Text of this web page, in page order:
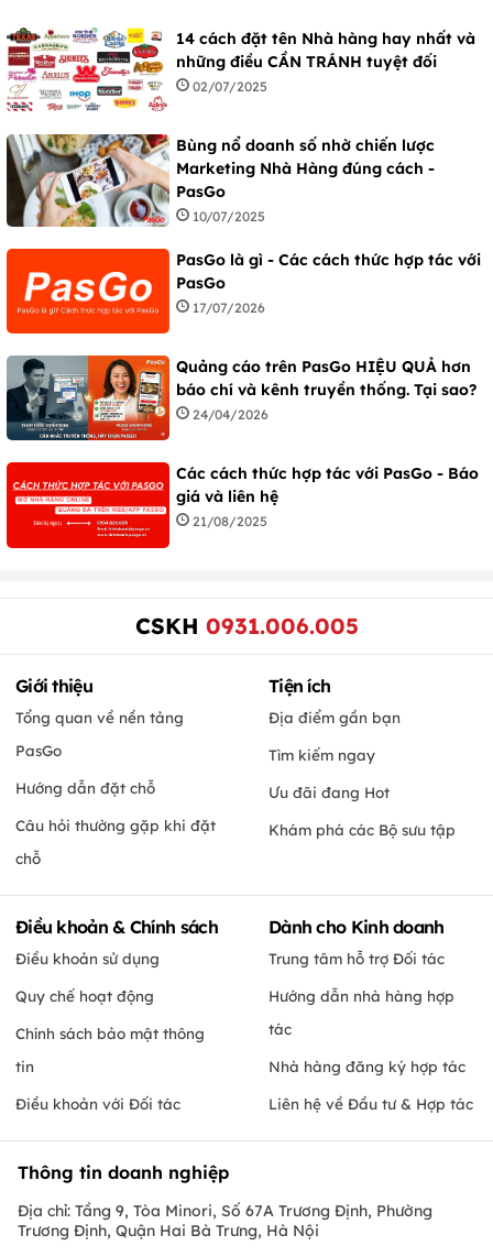
14 cách đặt tên Nhà hàng hay nhất và
những điều CẦN TRÁNH tuyệt đối
02/07/2025
Bùng nổ doanh số nhờ chiến lược
Marketing Nhà Hàng đúng cách -
PasGo
10/07/2025
PasGo là gì - Các cách thức hợp tác với
PasGo
17/07/2026
Quảng cáo trên PasGo HIỆU QUẢ hơn
báo chí và kênh truyền thống. Tại sao?
24/04/2026
Các cách thức hợp tác với PasGo - Báo
giá và liên hệ
21/08/2025
CSKH 0931.006.005
Giới thiệu
Tổng quan về nền tảng
PasGo
Hướng dẫn đặt chỗ
Câu hỏi thường gặp khi đặt
chỗ
Tiện ích
Địa điểm gần bạn
Tìm kiếm ngay
Ưu đãi đang Hot
Khám phá các Bộ sưu tập
Điều khoản & Chính sách
Điều khoản sử dụng
Quy chế hoạt động
Chính sách bảo mật thông
tin
Điều khoản với Đối tác
Dành cho Kinh doanh
Trung tâm hỗ trợ Đối tác
Hướng dẫn nhà hàng hợp
tác
Nhà hàng đăng ký hợp tác
Liên hệ về Đầu tư & Hợp tác
Thông tin doanh nghiệp
Địa chỉ: Tầng 9, Tòa Minori, Số 67A Trương Định, Phường
Trương Định, Quận Hai Bà Trưng, Hà Nội